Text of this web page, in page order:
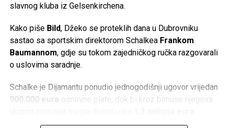
Tweet Share
slavnog kluba iz Gelsenkirchena.
Kako piše Bild, Džeko se proteklih dana u Dubrovniku
sastao sa sportskim direktorom Schalkea Frankom
Baumannom, gdje su tokom zajedničkog ručka razgovarali
o uslovima saradnje.
Schalke je Dijamantu ponudio jednogodišnji ugovor vrijedan
900.000 eura osnovne plate, dok bi kroz bonuse njegova
Nakon dodatnih pregovora, obje strane su, prema